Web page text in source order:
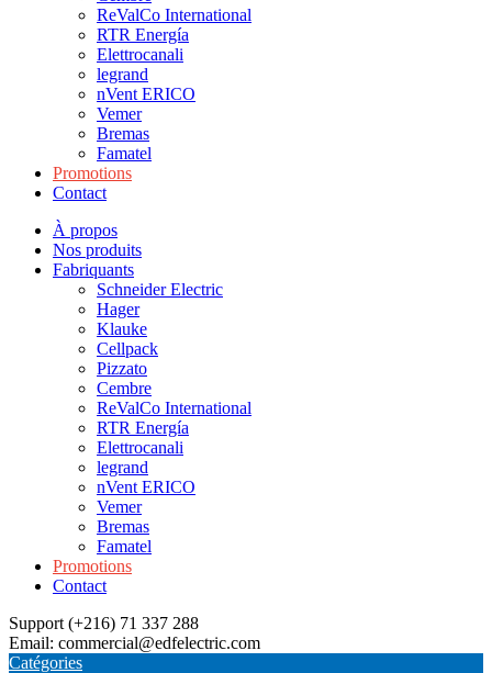
ReValCo International
RTR Energía
Elettrocanali
legrand
nVent ERICO
Vemer
Bremas
Famatel
Promotions
Contact
À propos
Nos produits
Fabriquants
Schneider Electric
Hager
Klauke
Cellpack
Pizzato
Cembre
ReValCo International
RTR Energía
Elettrocanali
legrand
nVent ERICO
Vemer
Bremas
Famatel
Promotions
Contact
Support (+216) 71 337 288
Email: commercial@edfelectric.com
Catégories